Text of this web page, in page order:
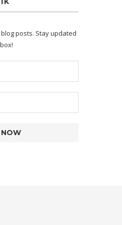
posts. Stay updated